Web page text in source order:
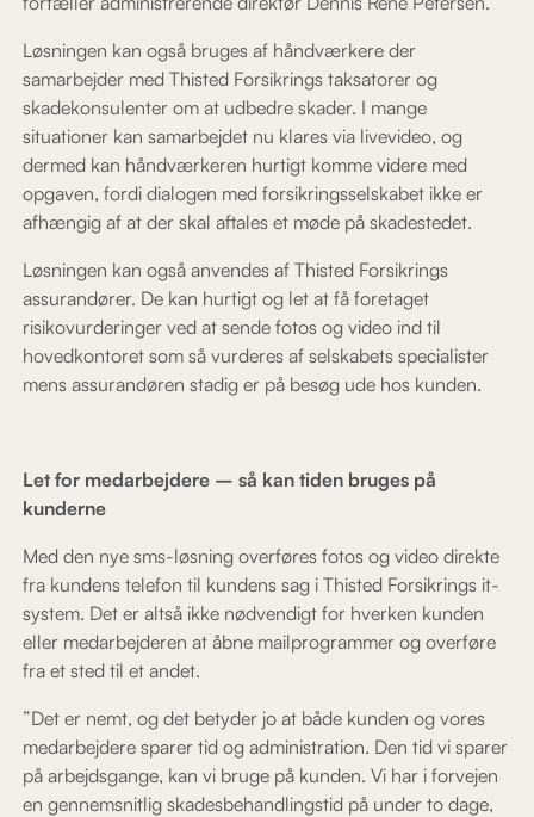
Løsningen kan også bruges af håndværkere der
samarbejder med Thisted Forsikrings taksatorer og
skadekonsulenter om at udbedre skader. I mange
situationer kan samarbejdet nu klares via livevideo, og
dermed kan håndværkeren hurtigt komme videre med
opgaven, fordi dialogen med forsikringsselskabet ikke er
afhængig af at der skal aftales et møde på skadestedet.
Løsningen kan også anvendes af Thisted Forsikrings
assurandører. De kan hurtigt og let at få foretaget
risikovurderinger ved at sende fotos og video ind til
hovedkontoret som så vurderes af selskabets specialister
mens assurandøren stadig er på besøg ude hos kunden.
Let for medarbejdere – så kan tiden bruges på
kunderne
Med den nye sms-løsning overføres fotos og video direkte
fra kundens telefon til kundens sag i Thisted Forsikrings it-
system. Det er altså ikke nødvendigt for hverken kunden
eller medarbejderen at åbne mailprogrammer og overføre
fra et sted til et andet.
”Det er nemt, og det betyder jo at både kunden og vores
medarbejdere sparer tid og administration. Den tid vi sparer
på arbejdsgange, kan vi bruge på kunden. Vi har i forvejen
en gennemsnitlig skadesbehandlingstid på under to dage,